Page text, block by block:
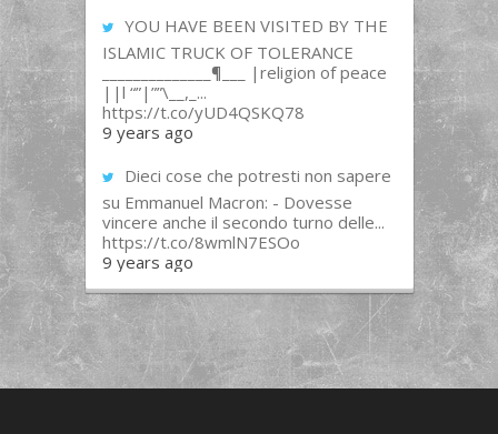
YOU HAVE BEEN VISITED BY THE
ISLAMIC TRUCK OF TOLERANCE
______________¶___ |religion of peace
||l “”|””\__,_...
https://t.co/yUD4QSKQ78
9 years ago
Dieci cose che potresti non sapere
su Emmanuel Macron: - Dovesse
vincere anche il secondo turno delle...
https://t.co/8wmlN7ESOo
9 years ago